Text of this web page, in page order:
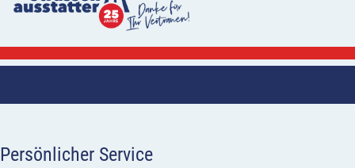
Persönlicher Service